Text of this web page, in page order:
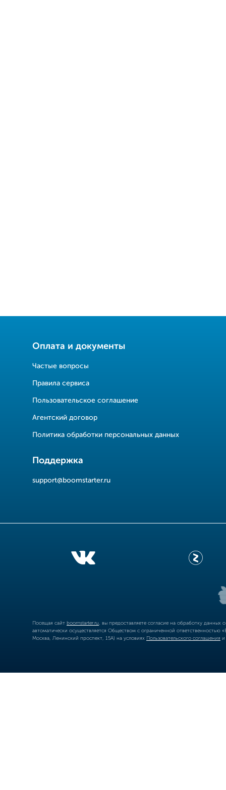
Оплата и документы
Частые вопросы
Правила сервиса
Пользовательское соглашение
Агентский договор
Политика обработки персональных данных
Поддержка
support@boomstarter.ru
Посещая сайт boomstarter.ru , вы предоставляете согласие на обработку
автоматически осуществляется Обществом с ограниченной
Москва, Ленинский проспект, 15А) на условиях Пользовательского соглашения и